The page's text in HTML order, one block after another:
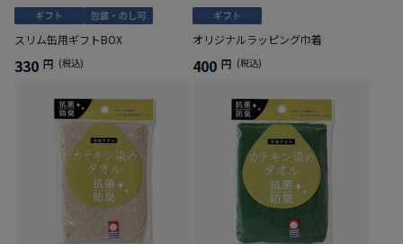
スリム缶用ギフトBOX
330 円 (税込)
オリジナルラッピング巾着
400 円 (税込)